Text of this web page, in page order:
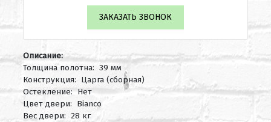
ЗАКАЗАТЬ ЗВОНОК
Описание:
Толщина полотна: 39 мм
Конструкция: Царга (сборная)
Остекление: Нет
Цвет двери: Bianco
Вес двери: 28 кг